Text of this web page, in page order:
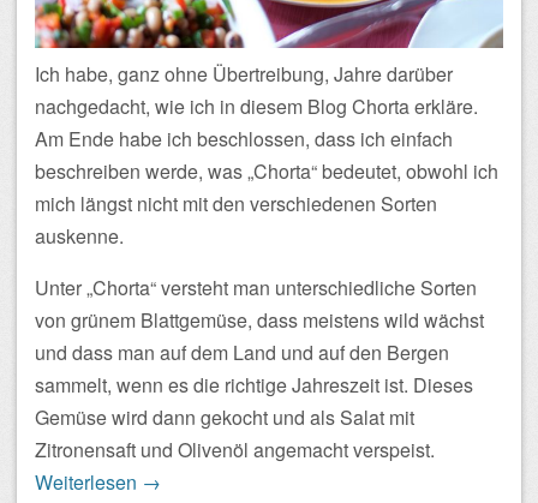
Ich habe, ganz ohne Übertreibung, Jahre darüber
nachgedacht, wie ich in diesem Blog Chorta erkläre.
Am Ende habe ich beschlossen, dass ich einfach
beschreiben werde, was „Chorta“ bedeutet, obwohl ich
mich längst nicht mit den verschiedenen Sorten
auskenne.
Unter „Chorta“ versteht man unterschiedliche Sorten
von grünem Blattgemüse, dass meistens wild wächst
und dass man auf dem Land und auf den Bergen
sammelt, wenn es die richtige Jahreszeit ist. Dieses
Gemüse wird dann gekocht und als Salat mit
Zitronensaft und Olivenöl angemacht verspeist.
Weiterlesen →